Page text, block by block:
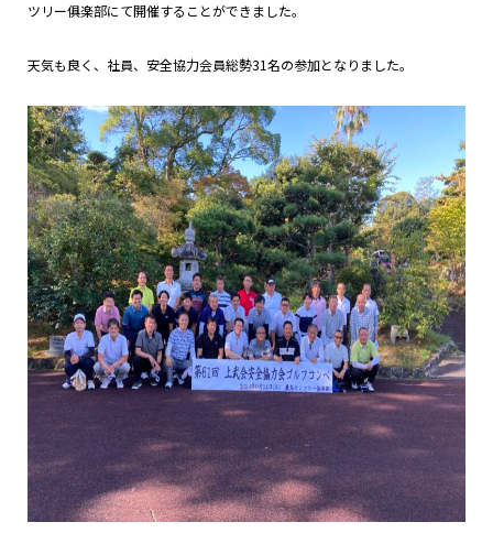
ツリー俱楽部にて開催することができました。
天気も良く、社員、安全協力会員総勢31名の参加となりました。